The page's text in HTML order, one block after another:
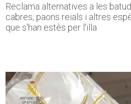
Reclama alternatives a les
cabres, paons reials i altres
que s'han estès per l'illa